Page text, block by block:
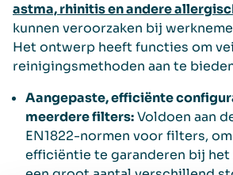
astma, rhinitis en andere
kunnen veroorzaken bij
Het ontwerp heeft functies om
reinigingsmethoden aan te
Aangepaste, efficiënte
meerdere filters:Voldoen aan
EN1822-normen voor filters,
efficiëntie te garanderen bij het